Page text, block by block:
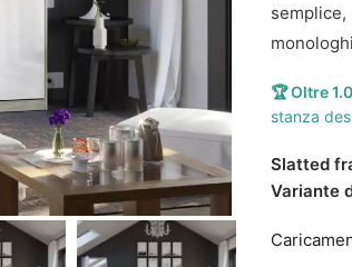
🏆 Oltre
stanza
Slatted
Variante